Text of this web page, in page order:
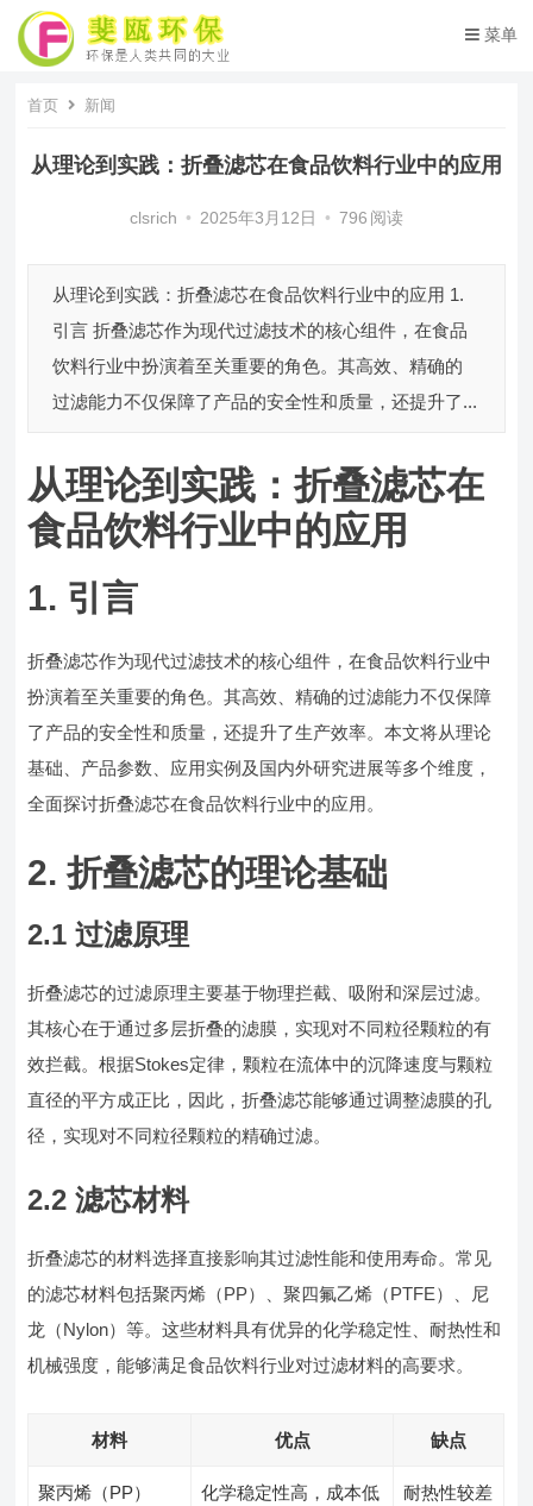
菜单
首页 新闻
从理论到实践：折叠滤芯在食品饮料行业中的应用
clsrich • 2025年3月12日 • 796 阅读
从理论到实践：折叠滤芯在食品饮料行业中的应用 1.
引言 折叠滤芯作为现代过滤技术的核心组件，在食品
饮料行业中扮演着至关重要的角色。其高效、精确的
过滤能力不仅保障了产品的安全性和质量，还提升了...
从理论到实践：折叠滤芯在
食品饮料行业中的应用
1. 引言
折叠滤芯作为现代过滤技术的核心组件，在食品饮料行业中
扮演着至关重要的角色。其高效、精确的过滤能力不仅保障
了产品的安全性和质量，还提升了生产效率。本文将从理论
基础、产品参数、应用实例及国内外研究进展等多个维度，
全面探讨折叠滤芯在食品饮料行业中的应用。
2. 折叠滤芯的理论基础
2.1 过滤原理
折叠滤芯的过滤原理主要基于物理拦截、吸附和深层过滤。
其核心在于通过多层折叠的滤膜，实现对不同粒径颗粒的有
效拦截。根据Stokes定律，颗粒在流体中的沉降速度与颗粒
直径的平方成正比，因此，折叠滤芯能够通过调整滤膜的孔
径，实现对不同粒径颗粒的精确过滤。
2.2 滤芯材料
折叠滤芯的材料选择直接影响其过滤性能和使用寿命。常见
的滤芯材料包括聚丙烯（PP）、聚四氟乙烯（PTFE）、尼
龙（Nylon）等。这些材料具有优异的化学稳定性、耐热性和
机械强度，能够满足食品饮料行业对过滤材料的高要求。
材料 优点 缺点
聚丙烯（PP） 化学稳定性高，成本低 耐热性较差